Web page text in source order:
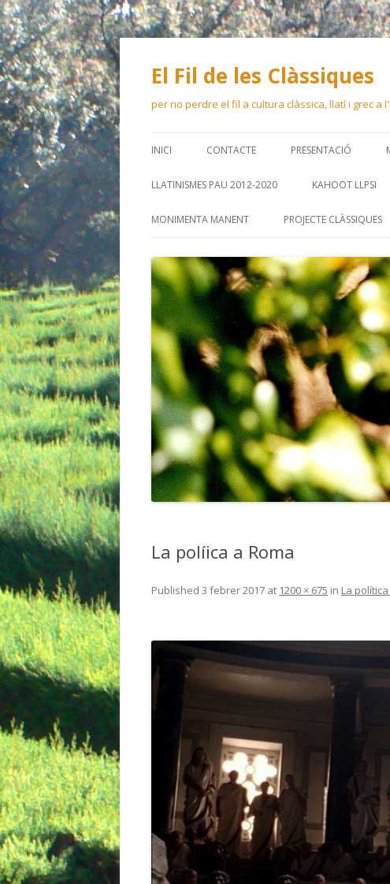
El Fil de les Clàssiques
per no perdre el fil a cultura clàssica, llatí i grec a
INICI CONTACTE PRESENTACIÓ
LLATINISMES PAU 2012-2020 KAHOOT LLPSI
MONIMENTA MANENT PROJECTE CLÀSSIQUES
La políica a Roma
Published 3 febrer 2017 at 1200 × 675 in La